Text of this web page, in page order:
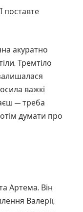
поставте
акуратно
Тремтіло
важкі
— треба
думати про
Артема. Він
Валерії,